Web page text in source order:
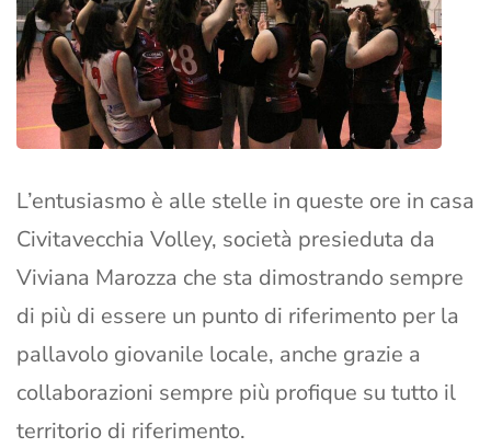
L’entusiasmo è alle stelle in queste ore in casa
Civitavecchia Volley, società presieduta da
Viviana Marozza che sta dimostrando sempre
di più di essere un punto di riferimento per la
pallavolo giovanile locale, anche grazie a
collaborazioni sempre più profique su tutto il
territorio di riferimento.